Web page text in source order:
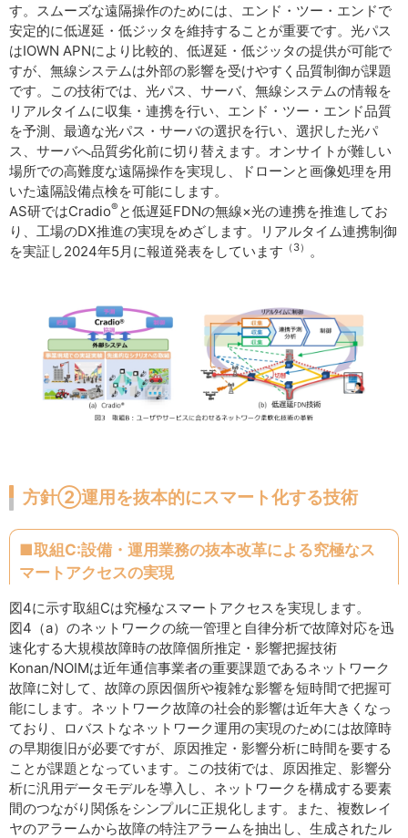
す。スムーズな遠隔操作のためには、エンド・ツー・エンドで
安定的に低遅延・低ジッタを維持することが重要です。光パス
はIOWN APNにより比較的、低遅延・低ジッタの提供が可能で
すが、無線システムは外部の影響を受けやすく品質制御が課題
です。この技術では、光パス、サーバ、無線システムの情報を
リアルタイムに収集・連携を行い、エンド・ツー・エンド品質
を予測、最適な光パス・サーバの選択を行い、選択した光パ
ス、サーバへ品質劣化前に切り替えます。オンサイトが難しい
場所での高難度な遠隔操作を実現し、ドローンと画像処理を用
いた遠隔設備点検を可能にします。
AS研ではCradio® と低遅延FDNの無線×光の連携を推進してお
り、工場のDX推進の実現をめざします。リアルタイム連携制御
を実証し2024年5月に報道発表をしています （3） 。
方針②運用を抜本的にスマート化する技術
■取組C:設備・運用業務の抜本改革による究極なス
マートアクセスの実現
図4に示す取組Cは究極なスマートアクセスを実現します。
図4（a）のネットワークの統一管理と自律分析で故障対応を迅
速化する大規模故障時の故障個所推定・影響把握技術
Konan/NOIMは近年通信事業者の重要課題であるネットワーク
故障に対して、故障の原因個所や複雑な影響を短時間で把握可
能にします。ネットワーク故障の社会的影響は近年大きくなっ
ており、ロバストなネットワーク運用の実現のためには故障時
の早期復旧が必要ですが、原因推定・影響分析に時間を要する
ことが課題となっています。この技術では、原因推定、影響分
析に汎用データモデルを導入し、ネットワークを構成する要素
間のつながり関係をシンプルに正規化します。また、複数レイ
ヤのアラームから故障の特注アラームを抽出し、生成されたル